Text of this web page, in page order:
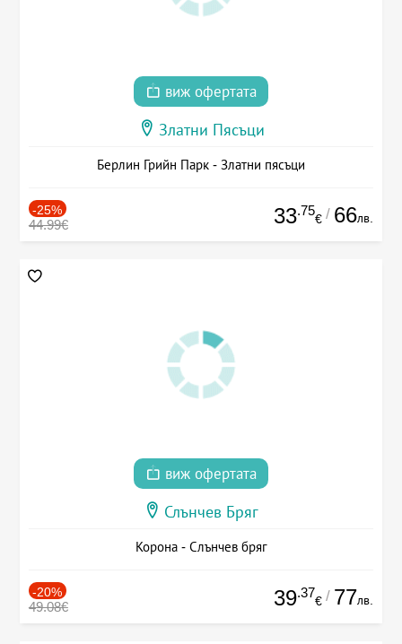
виж офертата
Златни Пясъци
Берлин Грийн Парк - Златни пясъци
-25%
44.99€ 33.75
€ / 66лв.
виж офертата
Слънчев Бряг
Корона - Слънчев бряг
-20%
49.08€ 39.37
€ / 77лв.